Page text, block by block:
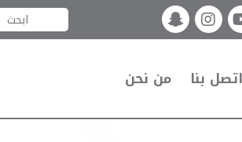
اتصل بنا من نحن